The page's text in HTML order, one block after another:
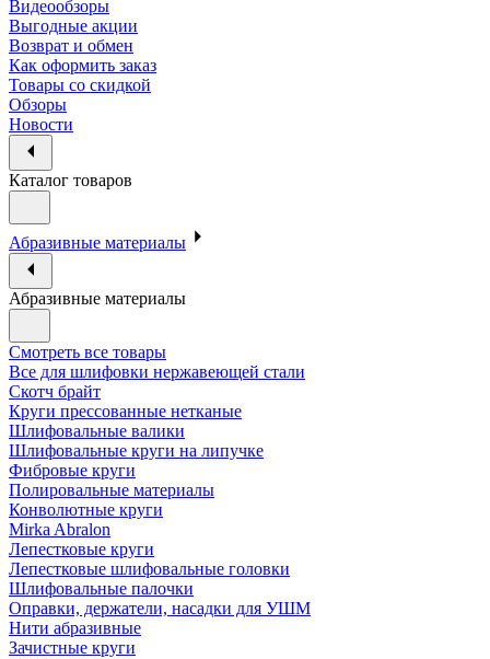
Видеообзоры
Выгодные акции
Возврат и обмен
Как оформить заказ
Товары со скидкой
Обзоры
Новости
Каталог товаров
Абразивные материалы
Абразивные материалы
Смотреть все товары
Все для шлифовки нержавеющей стали
Скотч брайт
Круги прессованные нетканые
Шлифовальные валики
Шлифовальные круги на липучке
Фибровые круги
Полировальные материалы
Конволютные круги
Mirka Abralon
Лепестковые круги
Лепестковые шлифовальные головки
Шлифовальные палочки
Оправки, держатели, насадки для УШМ
Нити абразивные
Зачистные круги